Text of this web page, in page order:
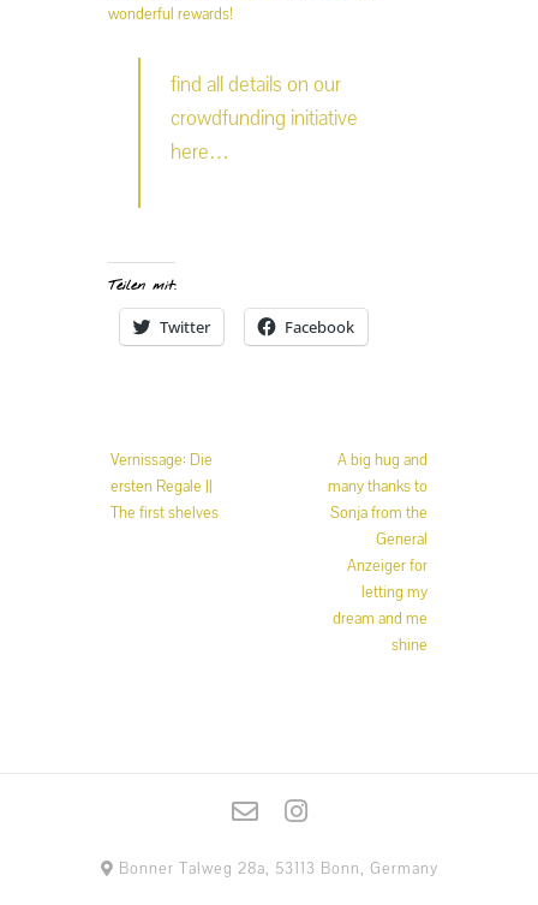
wonderful rewards!
find all details on our
crowdfunding initiative
here…
Teilen mit:
Twitter Facebook
Beitrags-
Navigation
Vernissage: Die
ersten Regale ||
The first shelves
A big hug and
many thanks to
Sonja from the
General
Anzeiger for
letting my
dream and me
shine
Bonner Talweg 28a, 53113 Bonn, Germany